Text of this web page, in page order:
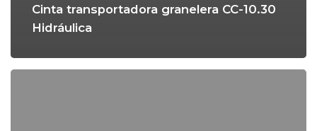
Cinta transportadora granelera CC-10.30
Hidráulica